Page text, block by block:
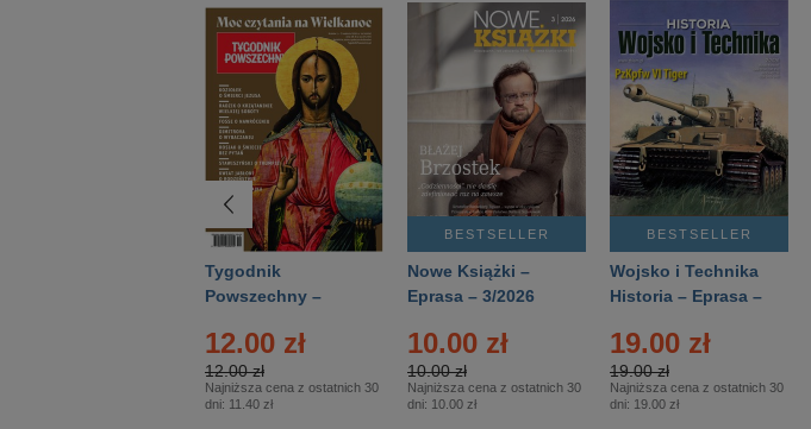
Tygodnik
Powszechny –
12.00 zł
12.00 zł
Najniższa cena z ostatnich 30
dni: 11.40 zł
BESTSELLER
Nowe Książki –
Eprasa – 3/2026
10.00 zł
10.00 zł
Najniższa cena z ostatnich 30
dni: 10.00 zł
BESTSELLER
Wojsko i Technika
Historia – Eprasa –
19.00 zł
19.00 zł
Najniższa cena z ostatnich 30
dni: 19.00 zł